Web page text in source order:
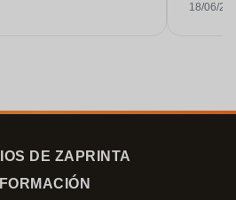
18/06/
DE ZAPRINTA